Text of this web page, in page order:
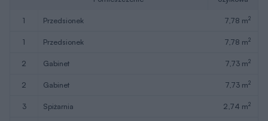
1 przedsionek 7,78 m2
1 przedsionek 7,78 m2
2 gabinet 7,73 m2
2 gabinet 7,73 m2
3 spiżarnia 2,74 m2